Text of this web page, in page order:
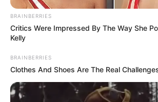
BRAINBERRIES
Critics Were Impressed By The Way She
Kelly
BRAINBERRIES
Clothes And Shoes Are The Real